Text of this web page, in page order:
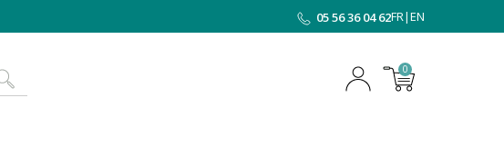
05 56 36 04 62FR|EN
0